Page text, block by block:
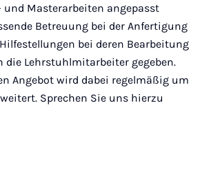
und Masterarbeiten angepasst
Betreuung bei der Anfertigung
bei deren Bearbeitung
die Lehrstuhlmitarbeiter gegeben.
Angebot wird dabei regelmäßig um
Sprechen Sie uns hierzu